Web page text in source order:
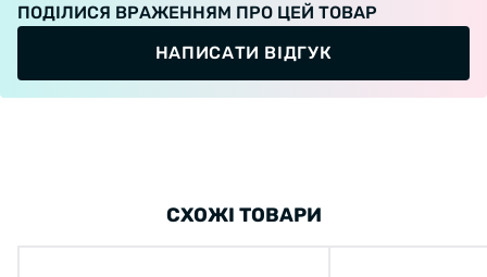
ПОДІЛИСЯ ВРАЖЕННЯМ ПРО ЦЕЙ ТОВАР
НАПИСАТИ ВІДГУК
СХОЖІ ТОВАРИ